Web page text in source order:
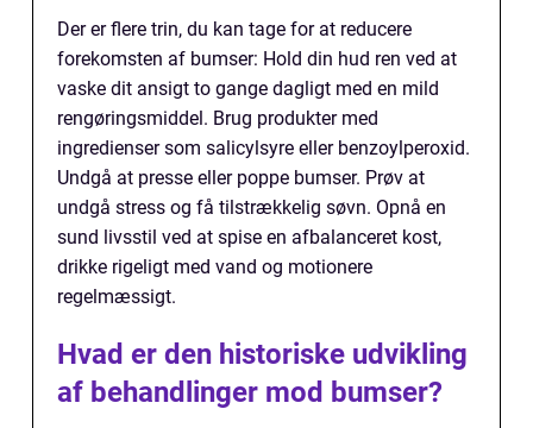
Der er flere trin, du kan tage for at reducere
forekomsten af bumser: Hold din hud ren ved at
vaske dit ansigt to gange dagligt med en mild
rengøringsmiddel. Brug produkter med
ingredienser som salicylsyre eller benzoylperoxid.
Undgå at presse eller poppe bumser. Prøv at
undgå stress og få tilstrækkelig søvn. Opnå en
sund livsstil ved at spise en afbalanceret kost,
drikke rigeligt med vand og motionere
regelmæssigt.
Hvad er den historiske udvikling
af behandlinger mod bumser?